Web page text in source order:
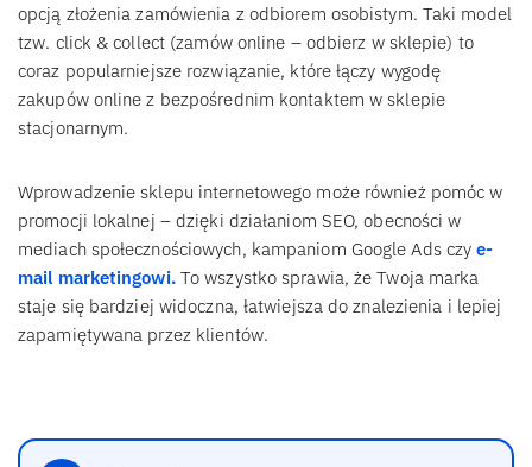
opcją złożenia zamówienia z odbiorem osobistym. Taki model
tzw. click & collect (zamów online – odbierz w sklepie) to
coraz popularniejsze rozwiązanie, które łączy wygodę
zakupów online z bezpośrednim kontaktem w sklepie
stacjonarnym.
Wprowadzenie sklepu internetowego może również pomóc w
promocji lokalnej – dzięki działaniom SEO, obecności w
mediach społecznościowych, kampaniom Google Ads czye-
mail marketingowi.To wszystko sprawia, że Twoja marka
staje się bardziej widoczna, łatwiejsza do znalezienia i lepiej
zapamiętywana przez klientów.